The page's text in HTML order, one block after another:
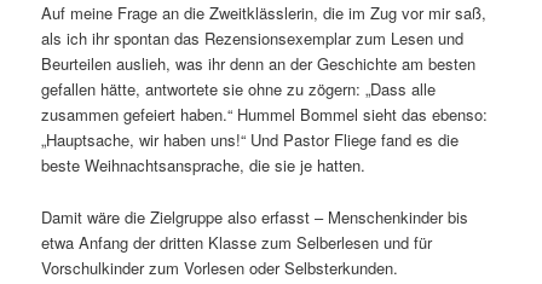
Auf meine Frage an die Zweitklässlerin, die im Zug vor mir saß,
als ich ihr spontan das Rezensionsexemplar zum Lesen und
Beurteilen auslieh, was ihr denn an der Geschichte am besten
gefallen hätte, antwortete sie ohne zu zögern: „Dass alle
zusammen gefeiert haben.“ Hummel Bommel sieht das ebenso:
„Hauptsache, wir haben uns!“ Und Pastor Fliege fand es die
beste Weihnachtsansprache, die sie je hatten.
Damit wäre die Zielgruppe also erfasst – Menschenkinder bis
etwa Anfang der dritten Klasse zum Selberlesen und für
Vorschulkinder zum Vorlesen oder Selbsterkunden.